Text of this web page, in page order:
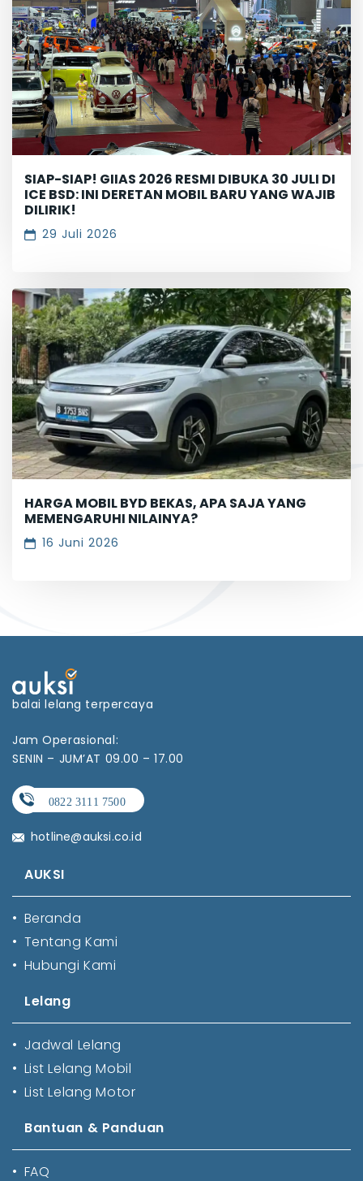
SIAP-SIAP! GIIAS 2026 RESMI DIBUKA 30 JULI DI
ICE BSD: INI DERETAN MOBIL BARU YANG WAJIB
DILIRIK!
29 Juli 2026
HARGA MOBIL BYD BEKAS, APA SAJA YANG
MEMENGARUHI NILAINYA?
16 Juni 2026
balai lelang terpercaya
Jam Operasional:
SENIN – JUM’AT 09.00 – 17.00
hotline@auksi.co.id
AUKSI
• Beranda
• Tentang Kami
• Hubungi Kami
Lelang
• Jadwal Lelang
• List Lelang Mobil
• List Lelang Motor
Bantuan & Panduan
• FAQ